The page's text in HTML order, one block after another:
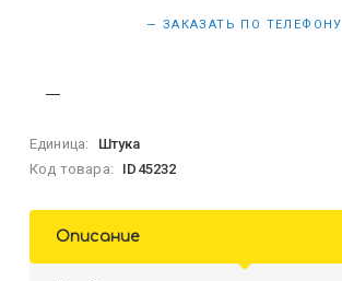
— ЗАКАЗАТЬ ПО ТЕЛЕФОНУ
Единица:
Штука
Код товара:
ID45232
Описание